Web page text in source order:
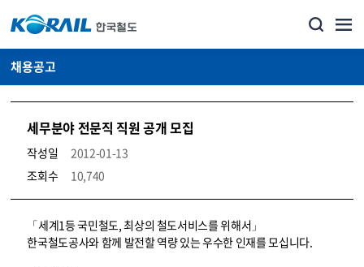
채용공고
세무분야 전문직 직원 공개 모집
작성일
2012-01-13
조회수
10,740
코레일소개_경영공시_채용공고 상세보기 – 내용, 파일, 담당자 연락처로 구성
「세계1등 국민철도, 최상의 철도서비스를 위해서」
한국철도공사와 함께 발전할 역량 있는 우수한 인재를 모십니다.